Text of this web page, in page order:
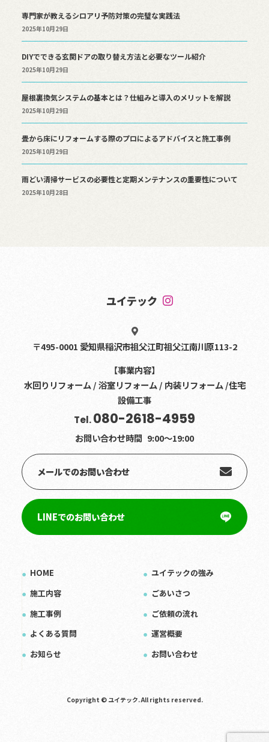
専門家が教えるシロアリ予防対策の完璧な実践法
2025年10月29日
DIYでできる玄関ドアの取り替え方法と必要なツール紹介
2025年10月29日
屋根裏換気システムの基本とは？仕組みと導入のメリットを解説
2025年10月29日
畳から床にリフォームする際のプロによるアドバイスと施工事例
2025年10月29日
雨どい清掃サービスの必要性と定期メンテナンスの重要性について
2025年10月28日
ユイテック
〒495-0001 愛知県稲沢市祖父江町祖父江南川原113-2
【事業内容】
水回りリフォーム / 浴室リフォーム / 内装リフォーム /住宅
設備工事
Tel. 080-2618-4959
お問い合わせ時間 9:00〜19:00
メールでのお問い合わせ
LINEでのお問い合わせ
HOME
ユイテックの強み
施工内容
ごあいさつ
施工事例
ご依頼の流れ
よくある質問
運営概要
お知らせ
お問い合わせ
Copyright © ユイテック. All rights reserved.